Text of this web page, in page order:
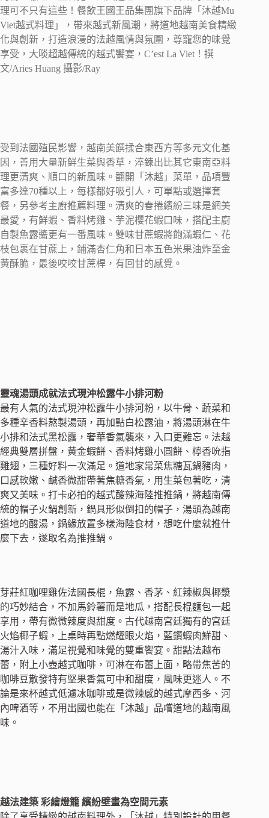
理可不只有這些！餐飲王國王品集團旗下品牌「沐越Mu
Viet越式料理」，帶來越式新風潮，將道地越南美食精緻
化與創新，打造浪漫的法越風情與氛圍，尊寵您的味覺
享受，大啖超越傳統的越式饗宴，C’est La Viet！撰
文/Aries Huang 攝影/Ray
受到法國殖民影響，越南美饌揉合東西方等多元文化基
因，善用大量新鮮生菜與香草，淬鍊出比其它東南亞料
理更清爽、順口的新風味。翻開「沐越」菜單，品項豐
富多達70種以上，每樣都好吸引人，可單點或選擇套
餐，另參考主廚推薦料理。清爽的春捲繽紛三味是網美
最愛，有鮮蝦、香料烤雞、芋泥櫻花蝦口味，搭配主廚
自製魚露醬更有一番風味。雙味甘蔗蝦將飽滿蝦仁、花
枝包裹在甘蔗上，鋪滿杏仁角和日本五色米果油炸至金
黃酥脆，最後咬咬甘蔗桿，有回甘的感覺。
靈魂湯頭成就法式現沖松露牛小排河粉
最有人氣的法式現沖松露牛小排河粉，以牛骨、蔬菜和
多種辛香料熬製湯頭，再加點白松露油，將湯頭淋在牛
小排和法式黑松露，奢華香氣襲來，入口更難忘。法越
經典雙層拼盤，黃金蝦餅、香料烤雞小圓餅、檸香吮指
雞翅，三種好料一次滿足。道地家常菜焦糖瓦鍋豬肉，
口感軟嫩、鹹香微甜帶著焦糖香氣，用生菜包著吃，清
爽又美味。打卡必拍的越式酸辣海陸推推鍋，將越南傳
統的帽子火鍋創新，鍋具形似倒扣的帽子，湯頭為越南
道地的酸湯，鍋緣放置多樣海陸食材，想吃什麼就推什
麼下去，遂取名為推推鍋。
芽莊紅咖哩雞佐法國長棍，魚露、香茅、紅辣椒與椰漿
的巧妙結合，不加馬鈴薯而是地瓜，搭配長棍麵包一起
享用，帶有微微辣度與甜度。古代越南宮廷獨有的宮廷
火焰椰子蝦，上桌時再點燃耀眼火焰，藍鑽蝦肉鮮甜、
湯汁入味，滿足視覺和味覺的雙重饗宴。甜點法越布
蕾，附上小壺越式咖啡，可淋在布蕾上面，略帶焦苦的
咖啡豆散發特有堅果香氣可中和甜度，風味更迷人。不
論是來杯越式低濾冰咖啡或是微辣感的越式摩西多、河
內啤酒等，不用出國也能在「沐越」品嚐道地的越南風
味。
越法建築 彩繪燈籠 繽紛壁畫為空間元素